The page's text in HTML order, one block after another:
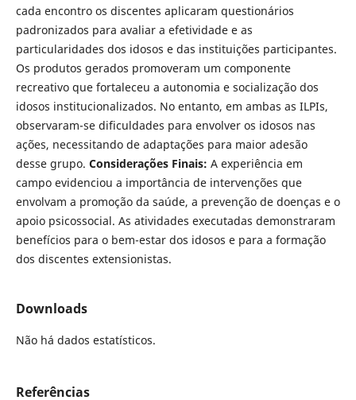
cada encontro os discentes aplicaram questionários
padronizados para avaliar a efetividade e as
particularidades dos idosos e das instituições participantes.
Os produtos gerados promoveram um componente
recreativo que fortaleceu a autonomia e socialização dos
idosos institucionalizados. No entanto, em ambas as ILPIs,
observaram-se dificuldades para envolver os idosos nas
ações, necessitando de adaptações para maior adesão
desse grupo. Considerações Finais: A experiência em
campo evidenciou a importância de intervenções que
envolvam a promoção da saúde, a prevenção de doenças e o
apoio psicossocial. As atividades executadas demonstraram
benefícios para o bem-estar dos idosos e para a formação
dos discentes extensionistas.
Downloads
Não há dados estatísticos.
Referências